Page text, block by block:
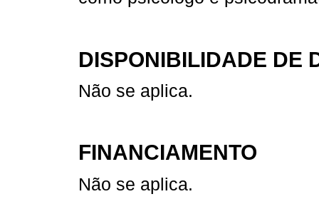
DISPONIBILIDADE DE
Não se aplica.
FINANCIAMENTO
Não se aplica.